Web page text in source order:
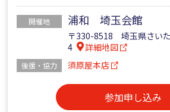
開催地 浦和 埼玉会館
〒330-8518 埼玉県さい
4
詳細地図
後援・協力 須原屋本店
参加申し込み